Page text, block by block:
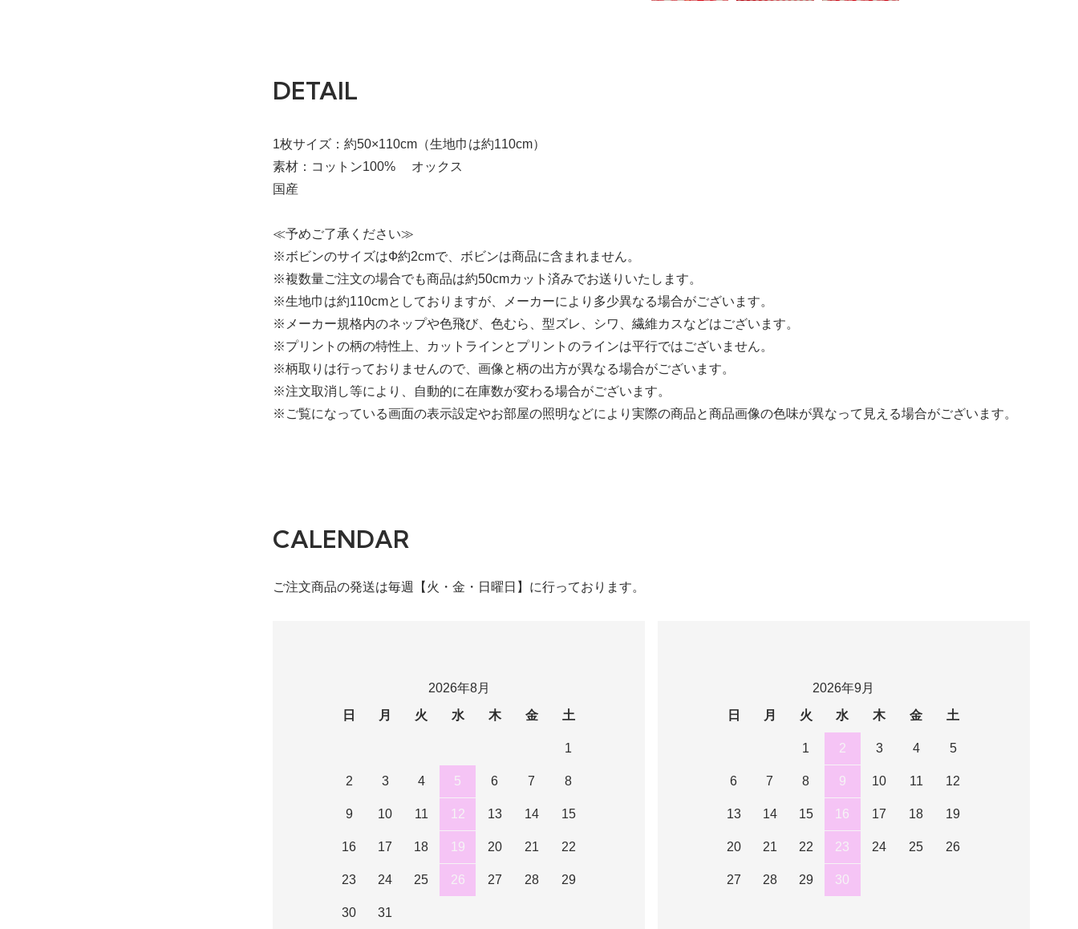
DETAIL
1枚サイズ：約50×110cm（生地巾は約110cm）
素材：コットン100% オックス
国産
≪予めご了承ください≫
※ボビンのサイズはФ約2cmで、ボビンは商品に含まれません。
※複数量ご注文の場合でも商品は約50cmカット済みでお送りいたします。
※生地巾は約110cmとしておりますが、メーカーにより多少異なる場合がございます。
※メーカー規格内のネップや色飛び、色むら、型ズレ、シワ、繊維カスなどはございます。
※プリントの柄の特性上、カットラインとプリントのラインは平行ではございません。
※柄取りは行っておりませんので、画像と柄の出方が異なる場合がございます。
※注文取消し等により、自動的に在庫数が変わる場合がございます。
※ご覧になっている画面の表示設定やお部屋の照明などにより実際の商品と商品画像の色味が異なって見える場合がございます。
CALENDAR
ご注文商品の発送は毎週【火・金・日曜日】に行っております。
2026年8月
日
月 火 水 木 金 土
1
2 3 4 5 6 7 8
9 10 11 12 13 14 15
16 17 18 19 20 21 22
23 24 25 26 27 28 29
30 31
2026年9月
日
月 火 水 木 金 土
1 2 3 4 5
6 7 8 9 10 11 12
13 14 15 16 17 18 19
20 21 22 23 24 25 26
27 28 29 30